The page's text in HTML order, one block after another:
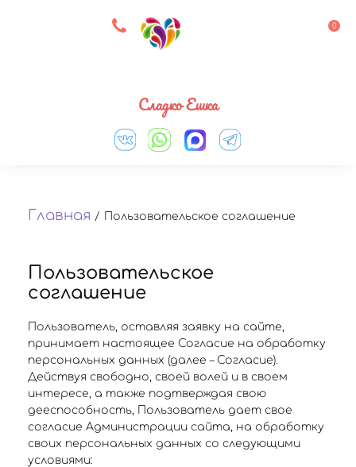
8 927 083 33 05 0
Сладко Ешка
Главная / Пользовательское соглашение
Пользовательское
соглашение
Пользователь, оставляя заявку на сайте,
принимает настоящее Согласие на обработку
персональных данных (далее – Согласие).
Действуя свободно, своей волей и в своем
интересе, а также подтверждая свою
дееспособность, Пользователь дает свое
согласие Администрации сайта, на обработку
своих персональных данных со следующими
условиями: